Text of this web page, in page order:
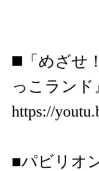
◼️「めざせ
っこランド
https://
■パビリオ